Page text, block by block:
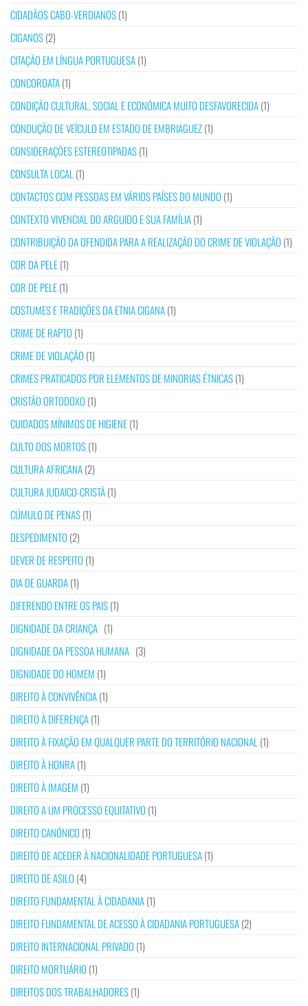
CIDADÃOS CABO-VERDIANOS(1)
CIGANOS(2)
CITAÇÃO EM LÍNGUA PORTUGUESA(1)
CONCORDATA(1)
CONDIÇÃO CULTURAL, SOCIAL E ECONÓMICA MUITO DESFAVORECIDA(1)
CONDUÇÃO DE VEÍCULO EM ESTADO DE EMBRIAGUEZ(1)
CONSIDERAÇÕES ESTEREOTIPADAS(1)
CONSULTA LOCAL (1)
CONTACTOS COM PESSOAS EM VÁRIOS PAÍSES DO MUNDO (1)
CONTEXTO VIVENCIAL DO ARGUIDO E SUA FAMÍLIA(1)
CONTRIBUIÇÃO DA OFENDIDA PARA A REALIZAÇÃO DO CRIME DE VIOLAÇÃO (1)
COR DA PELE(1)
COR DE PELE(1)
COSTUMES E TRADIÇÕES DA ETNIA CIGANA(1)
CRIME DE RAPTO (1)
CRIME DE VIOLAÇÃO (1)
CRIMES PRATICADOS POR ELEMENTOS DE MINORIAS ÉTNICAS(1)
CRISTÃO ORTODOXO (1)
CUIDADOS MÍNIMOS DE HIGIENE(1)
CULTO DOS MORTOS(1)
CULTURA AFRICANA(2)
CULTURA JUDAICO-CRISTÃ(1)
CÚMULO DE PENAS(1)
DESPEDIMENTO (2)
DEVER DE RESPEITO (1)
DIA DE GUARDA(1)
DIFERENDO ENTRE OS PAIS(1)
DIGNIDADE DA CRIANÇA (1)
DIGNIDADE DA PESSOA HUMANA (3)
DIGNIDADE DO HOMEM (1)
DIREITO À CONVIVÊNCIA(1)
DIREITO À DIFERENÇA(1)
DIREITO À FIXAÇÃO EM QUALQUER PARTE DO TERRITÓRIO NACIONAL (1)
DIREITO À HONRA(1)
DIREITO À IMAGEM (1)
DIREITO A UM PROCESSO EQUITATIVO (1)
DIREITO CANÓNICO (1)
DIREITO DE ACEDER À NACIONALIDADE PORTUGUESA(1)
DIREITO DE ASILO (4)
DIREITO FUNDAMENTAL À CIDADANIA(1)
DIREITO FUNDAMENTAL DE ACESSO À CIDADANIA PORTUGUESA(2)
DIREITO INTERNACIONAL PRIVADO (1)
DIREITO MORTUÁRIO (1)
DIREITOS DOS TRABALHADORES(1)